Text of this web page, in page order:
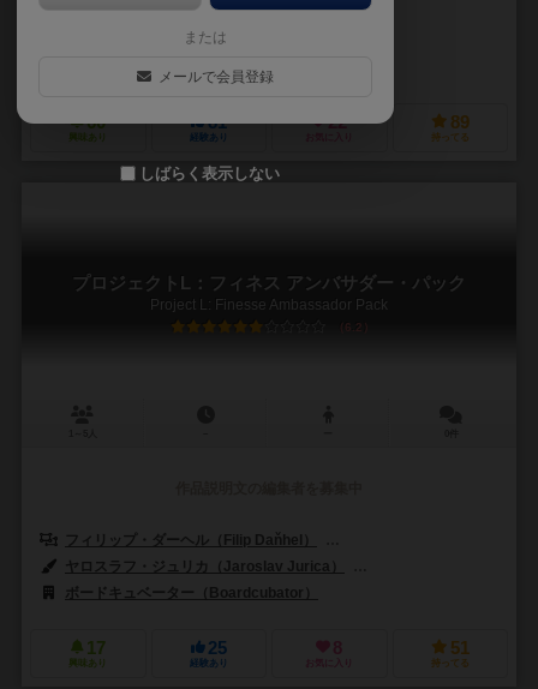
フィリップ・ダーヘル（Filip Daňhel）
マーティン・リホリク（
ヤロスラフ・ジュリカ（Jaroslav Jurica）
ボードキュベーター（Boardcubator）
60
興味あり
81
経験あり
22 89
持ってる
プロジェクトL：フィネス アンバサダー・パック
Project L: Finesse Ambassador Pack
6.2
フィリップ・ダーヘル（Filip Daňhel）
ヤロスラフ・ジュリカ（Jaroslav Jurica）
ボードキュベーター（Boardcubator）
17
興味あり
25
経験あり
8
お気に入り
51
持ってる
または
メールで会員登録
しばらく表示しない